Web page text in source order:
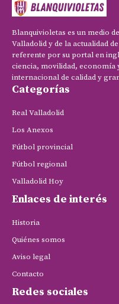
Blanquivioletas es un medio
Valladolid y de la actualidad
referente por su portal en
ciencia, movilidad,
internacional de calidad y
Categorías
Real Valladolid
Los Anexos
Fútbol provincial
Fútbol regional
Valladolid Hoy
Enlaces de interés
Historia
Quiénes somos
Aviso legal
Contacto
Redes sociales